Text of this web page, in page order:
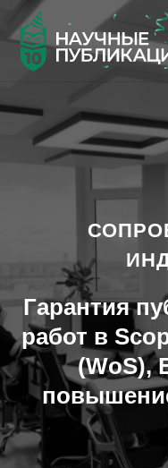
Гарантия
работ в
(WoS),